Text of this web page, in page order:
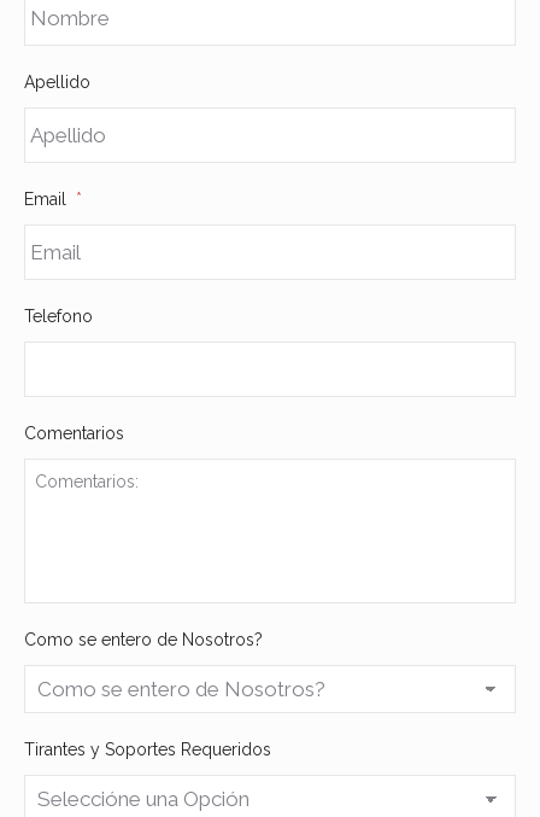
Apellido
Email *
Telefono
Comentarios
Como se entero de Nosotros?
Tirantes y Soportes Requeridos